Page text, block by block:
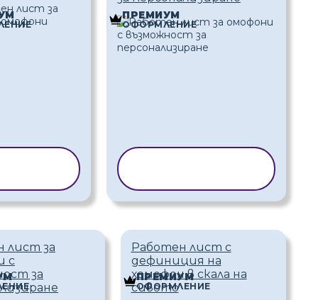
ПРЕМИУМ
ОФОРМЛЕНИЕ
лист за
с
за
Работен лист с
дефиниция на
хомофон в скала на
сивото
ПРЕМИУМ
ОФОРМЛЕНИЕ